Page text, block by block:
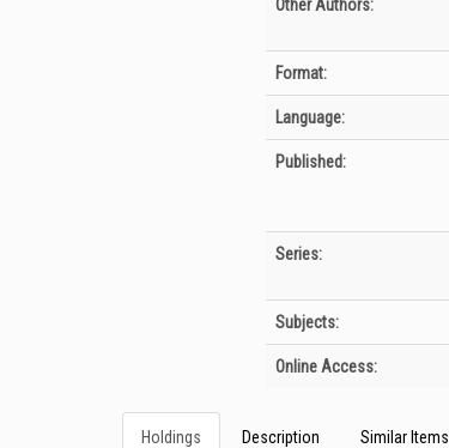
Other Authors:
Format:
Language:
Published:
Series:
Subjects:
Online Access:
Holdings Description Similar Items